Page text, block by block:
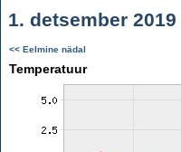
1. detsember
<< Eelmine nädal
Temperatuur